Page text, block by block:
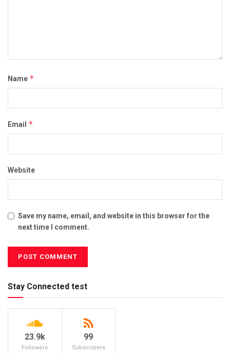
Name *
Email *
Website
Save my name, email, and website in this browser for the
next time I comment.
Stay Connected test
23.9k
Followers
99
Subscribers